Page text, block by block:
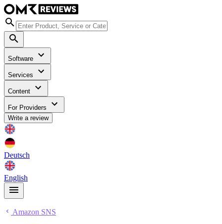
Software
Services
Content
For Providers
Write a review
Deutsch
English
Amazon SNS